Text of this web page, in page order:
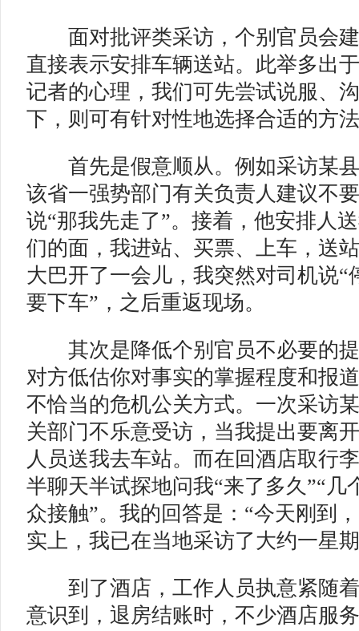
面对批评类采访，个别官员会建
直接表示安排车辆送站。此举多出
记者的心理，我们可先尝试说服、
下，则可有针对性地选择合适的方
首先是假意顺从。 例如采访某
该省一强势部门有关负责人建议不
说“那我先走了”。接着，他安排人
们的面，我进站、买票、上车，送
大巴开了一会儿，我突然对司机说“
要下车”，之后重返现场。
其次是降低个别官员不必要的
对方低估你对事实的掌握程度和报
不恰当的危机公关方式。一次采访
关部门不乐意受访，当我提出要离
人员送我去车站。而在回酒店取行
半聊天半试探地问我“来了多久”“几
众接触”。我的回答是：“今天刚到
实上，我已在当地采访了大约一星
到了酒店，工作人员执意紧随着
意识到，退房结账时，不少酒店服